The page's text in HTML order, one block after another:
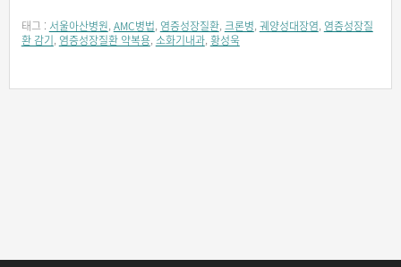
태그 : 서울아산병원, AMC병법, 염증성장질환, 크론병, 궤양성대장염, 염증성장질
환 감기, 염증성장질환 약복용, 소화기내과, 황성욱